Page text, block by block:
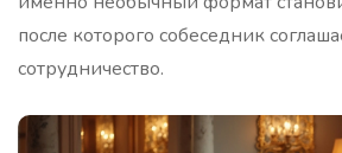
после которого собеседник
сотрудничество.